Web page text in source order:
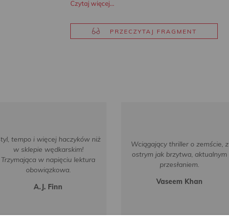
Czytaj więcej...
PRZECZYTAJ FRAGMENT
tempo i więcej haczyków niż
w sklepie wędkarskim!
Trzymająca w napięciu lektura
obowiązkowa.
A.J. Finn
Wciągający thriller o zemście, z
ostrym jak brzytwa, aktualnym
przesłaniem.
Vaseem Khan